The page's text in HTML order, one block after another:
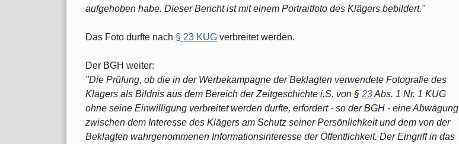
aufgehoben habe. Dieser Bericht ist mit einem Portraitfoto des Klägers bebildert."
Das Foto durfte nach § 23 KUG verbreitet werden.
Der BGH weiter:
"Die Prüfung, ob die in der Werbekampagne der Beklagten verwendete Fotografie des
Klägers als Bildnis aus dem Bereich der Zeitgeschichte i.S. von § 23Abs. 1 Nr. 1 KUG
ohne seine Einwilligung verbreitet werden durfte, erfordert - so der BGH - eine Abwägung
zwischen dem Interesse des Klägers am Schutz seiner Persönlichkeit und dem von der
Beklagten wahrgenommenen Informationsinteresse der Öffentlichkeit. Der Eingriff in das